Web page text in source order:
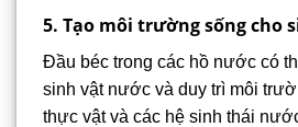
5. Tạo môi trường sống cho
Đầu béc trong các hồ nước có
sinh vật nước và duy trì môi
thực vật và các hệ sinh thái